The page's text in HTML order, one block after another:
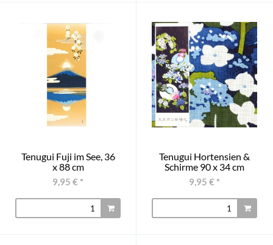
Tenugui Fuji im See, 36
x 88 cm
9,95 € *
Tenugui Hortensien &
Schirme 90 x 34 cm
9,95 € *